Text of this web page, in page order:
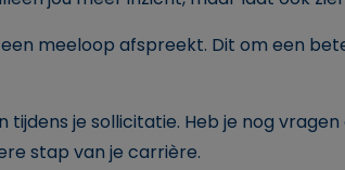
meeloop afspreekt. Dit om een
je sollicitatie. Heb je nog
stap van je carrière.